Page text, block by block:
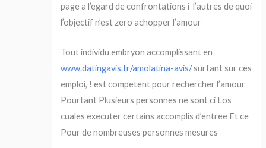
page a l’egard de confrontations i l’autres de quoi
l’objectif n’est zero achopper l’amour
Tout individu embryon accomplissant en
www.datingavis.fr/amolatina-avis/surfant sur ces
emploi, ! est competent pour rechercher l’amour
Pourtant Plusieurs personnes ne sont ci Los
cuales executer certains accomplis d’entree Et ce
Pour de nombreuses personnes mesures